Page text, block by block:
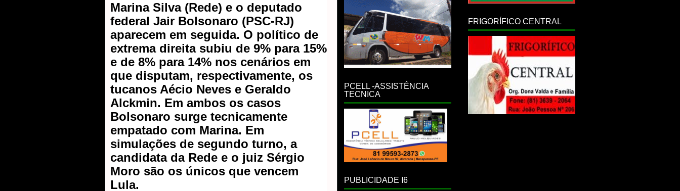
Marina Silva (Rede) e o deputado
federal Jair Bolsonaro (PSC-RJ)
aparecem em seguida. O político de
extrema direita subiu de 9% para 15%
e de 8% para 14% nos cenários em
que disputam, respectivamente, os
tucanos Aécio Neves e Geraldo
Alckmin. Em ambos os casos
Bolsonaro surge tecnicamente
empatado com Marina. Em
simulações de segundo turno, a
candidata da Rede e o juiz Sérgio
Moro são os únicos que vencem
Lula.
PCELL -ASSISTÊNCIA
TECNICA
PUBLICIDADE I6
FRIGORÍFICO CENTRAL